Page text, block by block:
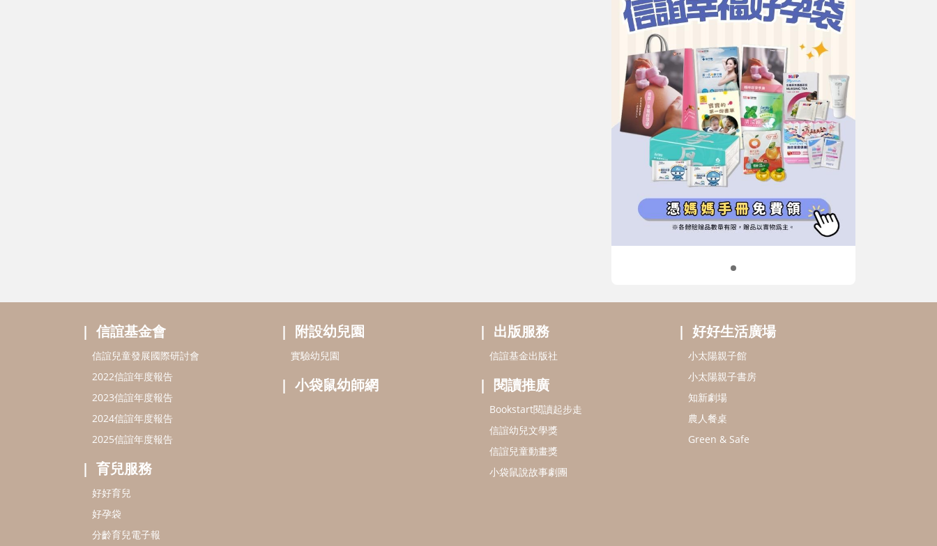
信誼基金會
信誼兒童發展國際研討會
2022信誼年度報告
2023信誼年度報告
2024信誼年度報告
2025信誼年度報告
育兒服務
好好育兒
好孕袋
分齡育兒電子報
附設幼兒園
實驗幼兒園
小袋鼠幼師網
出版服務
信誼基金出版社
閱讀推廣
Bookstart閱讀起步走
信誼幼兒文學獎
信誼兒童動畫獎
小袋鼠說故事劇團
好好生活廣場
小太陽親子館
小太陽親子書房
知新劇場
農人餐桌
Green & Safe